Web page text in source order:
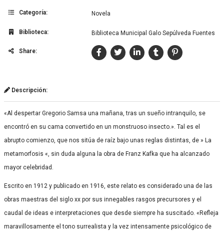
Categoría: Novela
Biblioteca: Biblioteca Municipal Galo Sepúlveda Fuentes
Share:
Descripción:
«Al despertar Gregorio Samsa una mañana, tras un sueño intranquilo, se
encontró en su cama convertido en un monstruoso insecto.». Tal es el
abrupto comienzo, que nos sitúa de raíz bajo unas reglas distintas, de » La
metamorfosis «, sin duda alguna la obra de Franz Kafka que ha alcanzado
mayor celebridad.
Escrito en 1912 y publicado en 1916, este relato es considerado una de las
obras maestras del siglo xx por sus innegables rasgos precursores y el
caudal de ideas e interpretaciones que desde siempre ha suscitado. «Refleja
maravillosamente el tono surrealista y la vez intensamente psicológico de